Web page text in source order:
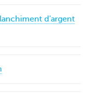
d'argent